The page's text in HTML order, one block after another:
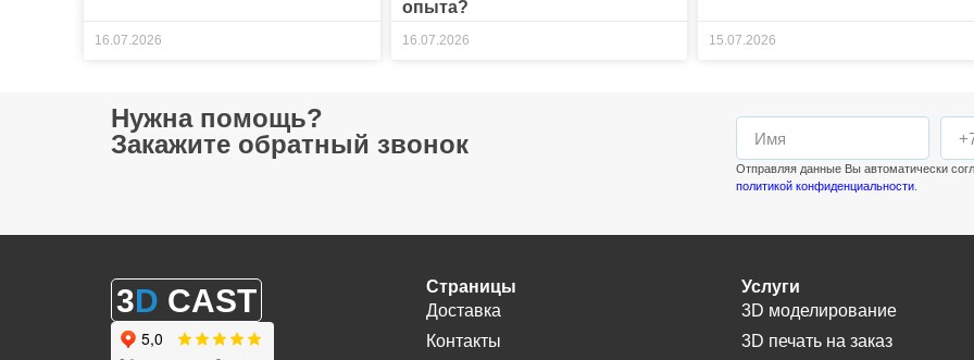
16.07.2026
опыта?
16.07.2026 15.07.2026
Нужна помощь?
Закажите обратный звонок
Отправляя данные Вы автоматически
политикой конфиденциальности.
3D CAST
Страницы
Доставка
Контакты
Услуги
3D моделирование
3D печать на заказ